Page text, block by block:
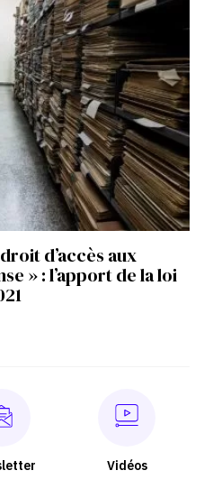
d’accès aux
» : l’apport de la loi
Vidéos